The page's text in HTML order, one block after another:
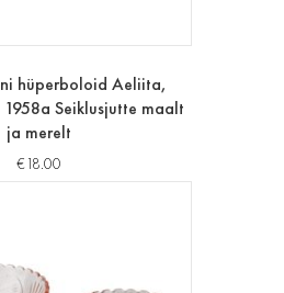
hüperboloid Aeliita,
Seiklusjutte maalt
ja merelt
€18.00